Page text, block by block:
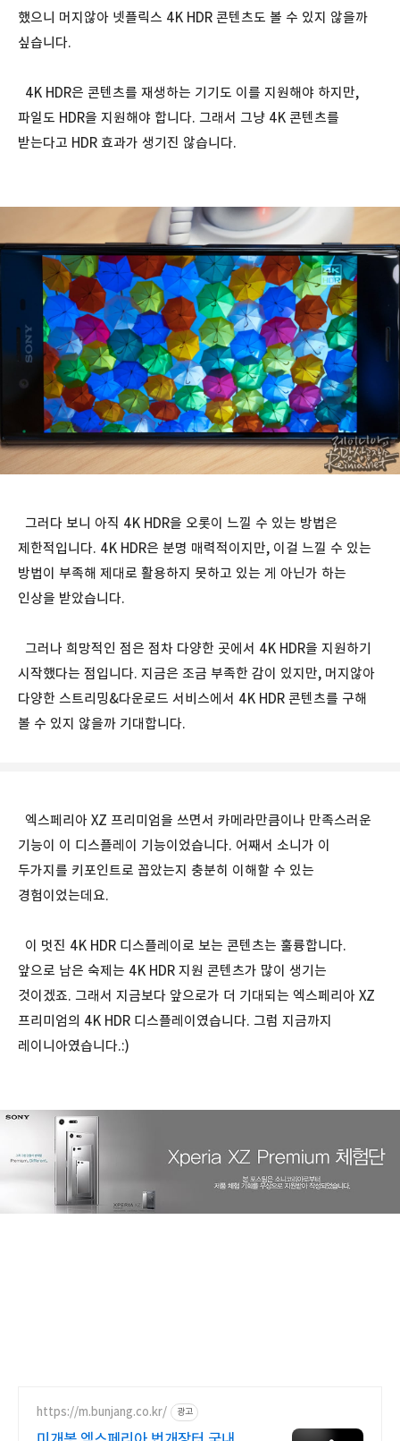
했으니 머지않아 넷플릭스 4K HDR 콘텐츠도 볼 수 있지 않을까
싶습니다.
4K HDR은 콘텐츠를 재생하는 기기도 이를 지원해야 하지만,
파일도 HDR을 지원해야 합니다. 그래서 그냥 4K 콘텐츠를
받는다고 HDR 효과가 생기진 않습니다.
그러다 보니 아직 4K HDR을 오롯이 느낄 수 있는 방법은
제한적입니다. 4K HDR은 분명 매력적이지만, 이걸 느낄 수 있는
방법이 부족해 제대로 활용하지 못하고 있는 게 아닌가 하는
인상을 받았습니다.
그러나 희망적인 점은 점차 다양한 곳에서 4K HDR을 지원하기
시작했다는 점입니다. 지금은 조금 부족한 감이 있지만, 머지않아
다양한 스트리밍&다운로드 서비스에서 4K HDR 콘텐츠를 구해
볼 수 있지 않을까 기대합니다.
엑스페리아 XZ 프리미엄을 쓰면서 카메라만큼이나 만족스러운
기능이 이 디스플레이 기능이었습니다. 어째서 소니가 이
두가지를 키포인트로 꼽았는지 충분히 이해할 수 있는
경험이었는데요.
이 멋진 4K HDR 디스플레이로 보는 콘텐츠는 훌륭합니다.
앞으로 남은 숙제는 4K HDR 지원 콘텐츠가 많이 생기는
것이겠죠. 그래서 지금보다 앞으로가 더 기대되는 엑스페리아 XZ
프리미엄의 4K HDR 디스플레이였습니다. 그럼 지금까지
레이니아였습니다.:)
https://m.bunjang.co.kr/ 광고